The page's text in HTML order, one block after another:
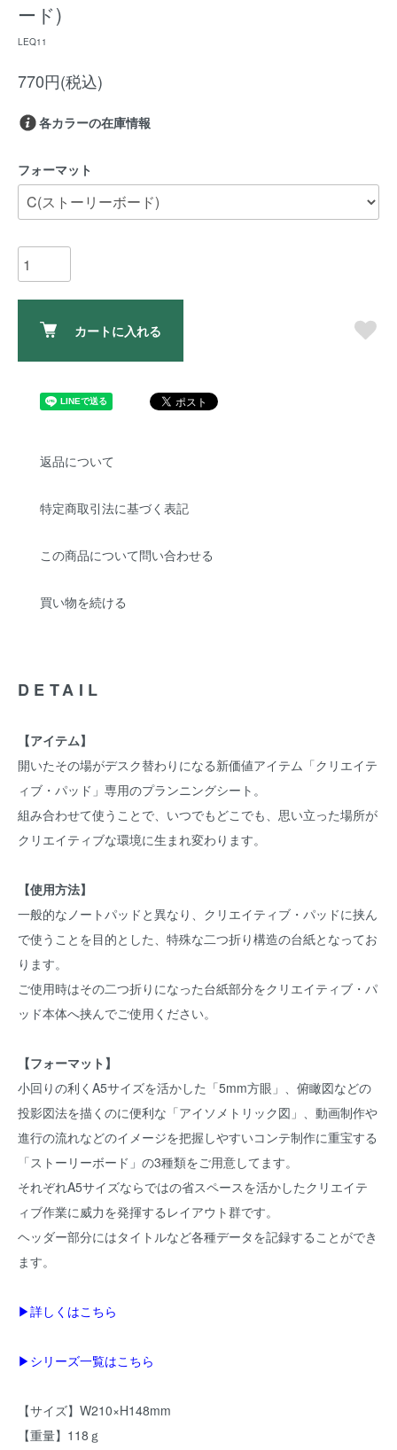
ード)
LEQ11
770円(税込)
各カラーの在庫情報
フォーマット
カートに入れる
返品について
特定商取引法に基づく表記
この商品について問い合わせる
買い物を続ける
DETAIL
【アイテム】
開いたその場がデスク替わりになる新価値アイテム「クリエイテ
ィブ・パッド」専用のプランニングシート。
組み合わせて使うことで、いつでもどこでも、思い立った場所が
クリエイティブな環境に生まれ変わります。
【使用方法】
一般的なノートパッドと異なり、クリエイティブ・パッドに挟ん
で使うことを目的とした、特殊な二つ折り構造の台紙となってお
ります。
ご使用時はその二つ折りになった台紙部分をクリエイティブ・パ
ッド本体へ挟んでご使用ください。
【フォーマット】
小回りの利くA5サイズを活かした「5mm方眼」、俯瞰図などの
投影図法を描くのに便利な「アイソメトリック図」、動画制作や
進行の流れなどのイメージを把握しやすいコンテ制作に重宝する
「ストーリーボード」の3種類をご用意してます。
それぞれA5サイズならではの省スペースを活かしたクリエイテ
ィブ作業に威力を発揮するレイアウト群です。
ヘッダー部分にはタイトルなど各種データを記録することができ
ます。
▶詳しくはこちら
▶シリーズ一覧はこちら
【サイズ】W210×H148mm
【重量】118ｇ